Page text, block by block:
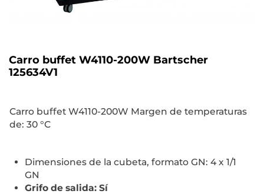
Carro buffet W4110-200W Bartscher
125634V1
Carro buffet W4110-200W Margen de temperaturas
de: 30 °C
Dimensiones de la cubeta, formato GN: 4 x 1/1
GN
Grifo de salida: Sí